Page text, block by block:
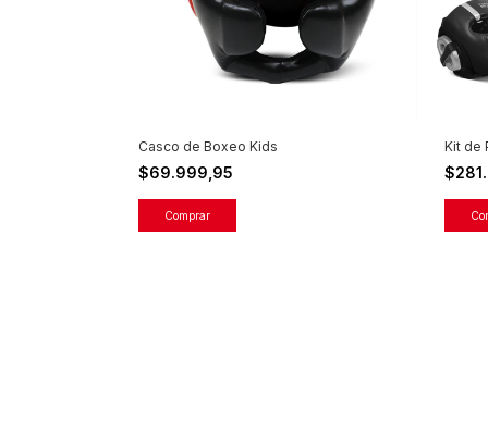
Casco de Boxeo Kids
$69.999,95
Comprar
Kit de